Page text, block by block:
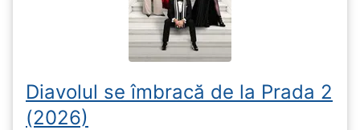
Diavolul se îmbracă de la Prada 2
(2026)